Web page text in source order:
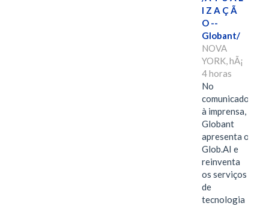
I Z A Ç Ã
O --
Globant/
NOVA
YORK, hÃ¡
4 horas
No
comunicado
à imprensa,
Globant
apresenta o
Glob.AI e
reinventa
os serviços
de
tecnologia